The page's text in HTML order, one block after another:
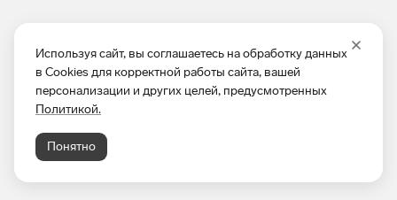
Используя сайт, вы соглашаетесь на обработку данных
в Cookies для корректной работы сайта, вашей
персонализации и других целей, предусмотренных
Политикой.
Понятно